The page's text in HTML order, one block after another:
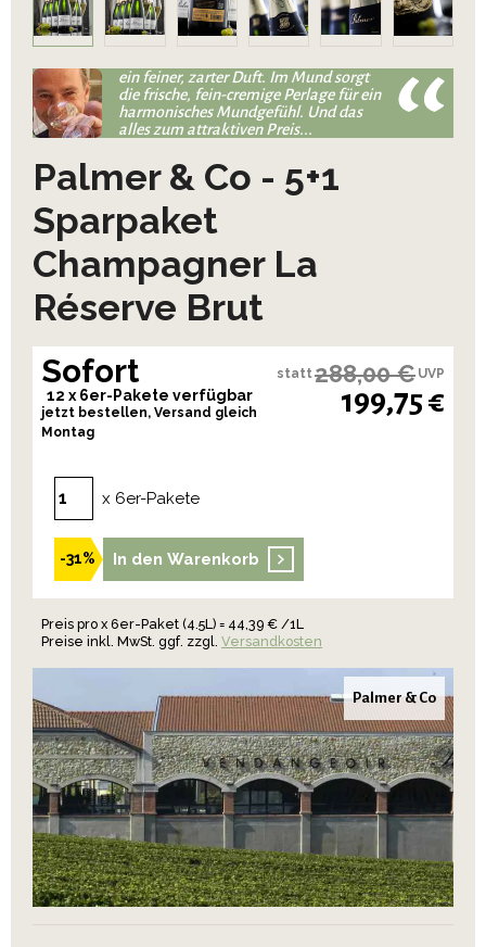
ein feiner, zarter Duft. Im Mund sorgt
die frische, fein-cremige Perlage für ein
harmonisches Mundgefühl. Und das
alles zum attraktiven Preis...
Palmer & Co - 5+1
Sparpaket
Champagner La
Réserve Brut
Sofort
12 x 6er-Pakete verfügbar
jetzt bestellen, Versand gleich
Montag
statt288,00 € UVP
199,75 €
x 6er-Pakete
-31% In den Warenkorb
Preis pro x 6er-Paket (4.5L) = 44,39 € /1L
Preise inkl. MwSt. ggf. zzgl. Versandkosten
Palmer & Co